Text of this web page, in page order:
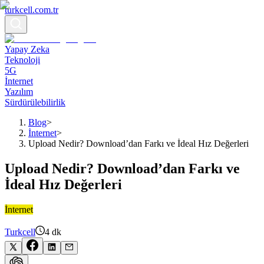
turkcell.com.tr
Yapay Zeka
Teknoloji
5G
İnternet
Yazılım
Sürdürülebilirlik
Blog>
İnternet>
Upload Nedir? Download’dan Farkı ve İdeal Hız Değerleri
Upload Nedir? Download’dan Farkı ve
İdeal Hız Değerleri
İnternet
Turkcell 4 dk